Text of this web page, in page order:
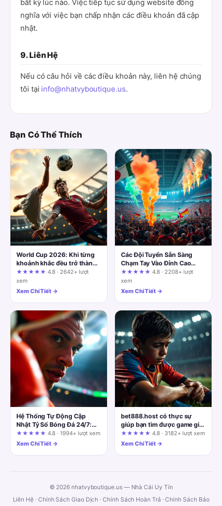
bất kỳ lúc nào. Việc tiếp tục sử dụng website đồng
nghĩa với việc bạn chấp nhận các điều khoản đã cập
nhật.
9. Liên Hệ
Nếu có câu hỏi về các điều khoản này, liên hệ chúng
tôi tại info@nhatvyboutique.us.
Bạn Có Thể Thích
World Cup 2026: Khi từng
khoảnh khắc đều trở thành
lịch sử
★★★★★ 4.8 · 2642+ lượt
xem
Xem Chi Tiết →
Các Đội Tuyển Sẵn Sàng
Chạm Tay Vào Đỉnh Cao
Danh Vọng
★★★★★ 4.8 · 2208+ lượt
xem
Xem Chi Tiết →
Hệ Thống Tự Động Cập
Nhật Tỷ Số Bóng Đá 24/7:
Trải Nghiệm Công Nghệ Tại
Ketquabongda.online
★★★★★ 4.8 · 1994+ lượt xem
Xem Chi Tiết →
bet888.host có thực sự
giúp bạn tìm được game giải
trí phù hợp? Góc nhìn từ trải
nghiệm người dùng
★★★★★ 4.8 · 3182+ lượt xem
Xem Chi Tiết →
© 2026 nhatvyboutique.us — Nhà Cái Uy Tín
Liên Hệ · Chính Sách Giao Dịch ·Chính Sách Hoàn Trả ·Chính Sách Bảo